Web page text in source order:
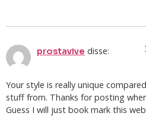
prostavive disse:
Your style is really unique
stuff from. Thanks for posting
Guess I will just book mark this